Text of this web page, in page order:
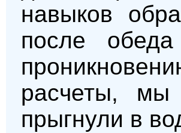
навыков
после обеда
расчеты, мы
прыгнули в